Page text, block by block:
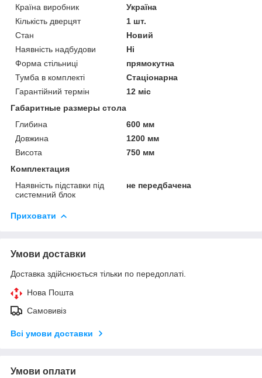
Країна виробник
Україна
Кількість дверцят
1 шт.
Стан
Новий
Наявність надбудови
Ні
Форма стільниці
прямокутна
Тумба в комплекті
Стаціонарна
Гарантійний термін
12 міс
Габаритные размеры стола
Глибина
600 мм
Довжина
1200 мм
Висота
750 мм
Комплектация
Наявність підставки під
системний блок
не передбачена
Приховати
Умови доставки
Доставка здійснюється тільки по передоплаті.
Нова Пошта
Самовивіз
Всі умови доставки
Умови оплати